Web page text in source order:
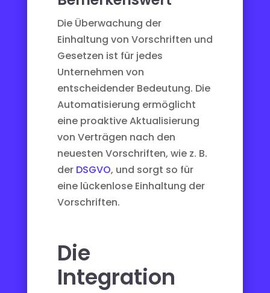
Die Überwachung der
Einhaltung von Vorschriften und
Gesetzen ist für jedes
Unternehmen von
entscheidender Bedeutung. Die
Automatisierung ermöglicht
eine proaktive Aktualisierung
von Verträgen nach den
neuesten Vorschriften, wie z. B.
der DSGVO, und sorgt so für
eine lückenlose Einhaltung der
Vorschriften.
Die
Integration